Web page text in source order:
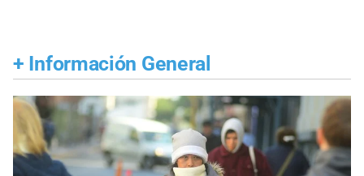
+ Información General